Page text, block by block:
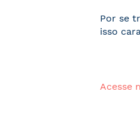
Por se
isso
Acesse